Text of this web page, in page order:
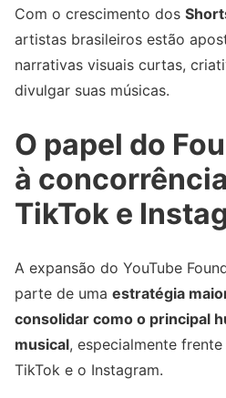
Com o crescimento dos
artistas brasileiros estão
narrativas visuais curtas,
divulgar suas músicas.
O papel do
à
TikTok e
A expansão do YouTube
parte de uma estratégia
consolidar como o principal
musical, especialmente
TikTok e o Instagram.